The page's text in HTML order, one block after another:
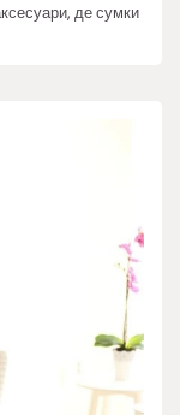
де сумки